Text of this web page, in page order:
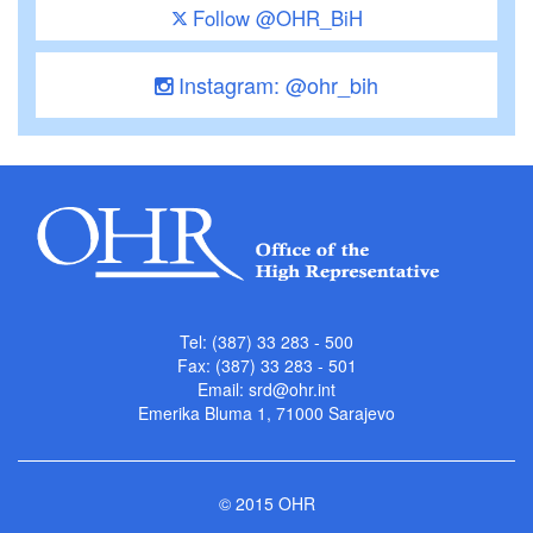
Follow @OHR_BiH
Instagram: @ohr_bih
Tel: (387) 33 283 - 500
Fax: (387) 33 283 - 501
Email: srd@ohr.int
Emerika Bluma 1, 71000 Sarajevo
© 2015 OHR